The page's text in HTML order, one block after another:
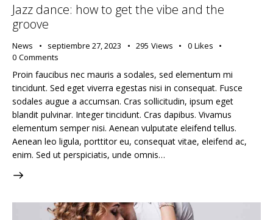
Jazz dance: how to get the vibe and the
groove
News septiembre 27, 2023 295 Views 0 Likes
0 Comments
Proin faucibus nec mauris a sodales, sed elementum mi
tincidunt. Sed eget viverra egestas nisi in consequat. Fusce
sodales augue a accumsan. Cras sollicitudin, ipsum eget
blandit pulvinar. Integer tincidunt. Cras dapibus. Vivamus
elementum semper nisi. Aenean vulputate eleifend tellus.
Aenean leo ligula, porttitor eu, consequat vitae, eleifend ac,
enim. Sed ut perspiciatis, unde omnis…